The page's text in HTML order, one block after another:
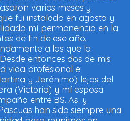
varios meses y
fui instalado en agosto y
mí permanencia en la
de fin de ese año.
a los que lo
entonces dos de mis
vida profesional e
y Jerónimo) lejos del
(Victoria) y mí esposa
entre BS. As. y
han sido siempre una